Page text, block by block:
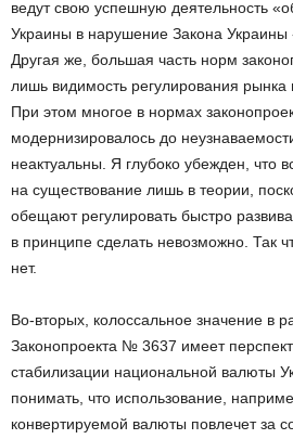
ведут свою успешную деятельность
Украины в нарушение Закона Украины
Другая же, большая часть норм
лишь видимость регулирования рынка
При этом многое в нормах
модернизировалось до
неактуальны. Я глубоко убежден, что
на существование лишь в теории,
обещают регулировать быстро
в принципе сделать невозможно. Так
нет.
Во-вторых, колоссальное значение в
Законопроекта № 3637 имеет
стабилизации национальной валюты
понимать, что использование,
конвертируемой валюты повлечет за